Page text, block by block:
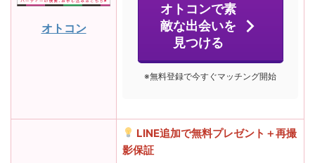
オトコン
オトコンで素
敵な出会いを
見つける
※無料登録で今すぐマッチング開始
LINE追加で無料プレゼント＋再撮
影保証